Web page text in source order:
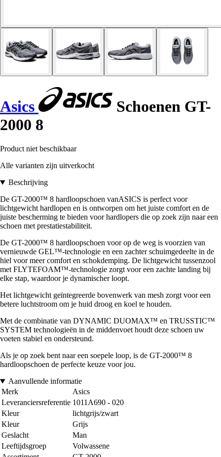
Asics
Schoenen GT-
2000 8
Product niet beschikbaar
Alle varianten zijn uitverkocht
Beschrijving
De GT-2000™ 8 hardloopschoen vanASICS is perfect voor
lichtgewicht hardlopen en is ontworpen om het juiste comfort en de
juiste bescherming te bieden voor hardlopers die op zoek zijn naar een
schoen met prestatiestabiliteit.
De GT-2000™ 8 hardloopschoen voor op de weg is voorzien van
vernieuwde GEL™-technologie en een zachter schuimgedeelte in de
hiel voor meer comfort en schokdemping. De lichtgewicht tussenzool
met FLYTEFOAM™-technologie zorgt voor een zachte landing bij
elke stap, waardoor je dynamischer loopt.
Het lichtgewicht geïntegreerde bovenwerk van mesh zorgt voor een
betere luchtstroom om je huid droog en koel te houden.
Met de combinatie van DYNAMIC DUOMAX™ en TRUSSTIC™
SYSTEM technologieën in de middenvoet houdt deze schoen uw
voeten stabiel en ondersteund.
Als je op zoek bent naar een soepele loop, is de GT-2000™ 8
hardloopschoen de perfecte keuze voor jou.
Aanvullende informatie
Merk
Asics
Leveranciersreferentie 1011A690 - 020
Kleur
lichtgrijs/zwart
Kleur
Grijs
Geslacht
Man
Leeftijdsgroep
Volwassene